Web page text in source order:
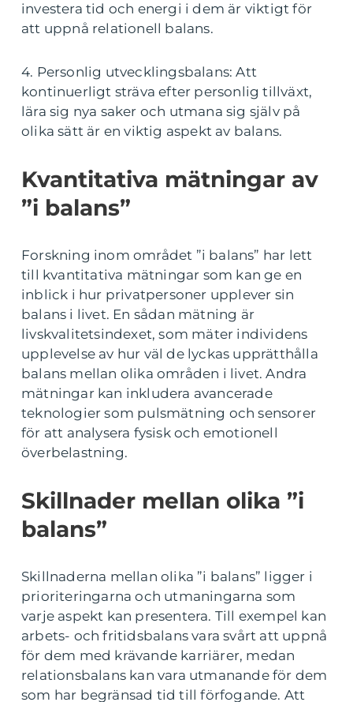
investera tid och energi i dem är viktigt för
att uppnå relationell balans.
4. Personlig utvecklingsbalans: Att
kontinuerligt sträva efter personlig tillväxt,
lära sig nya saker och utmana sig själv på
olika sätt är en viktig aspekt av balans.
Kvantitativa mätningar av
”i balans”
Forskning inom området ”i balans” har lett
till kvantitativa mätningar som kan ge en
inblick i hur privatpersoner upplever sin
balans i livet. En sådan mätning är
livskvalitetsindexet, som mäter individens
upplevelse av hur väl de lyckas upprätthålla
balans mellan olika områden i livet. Andra
mätningar kan inkludera avancerade
teknologier som pulsmätning och sensorer
för att analysera fysisk och emotionell
överbelastning.
Skillnader mellan olika ”i
balans”
Skillnaderna mellan olika ”i balans” ligger i
prioriteringarna och utmaningarna som
varje aspekt kan presentera. Till exempel kan
arbets- och fritidsbalans vara svårt att uppnå
för dem med krävande karriärer, medan
relationsbalans kan vara utmanande för dem
som har begränsad tid till förfogande. Att